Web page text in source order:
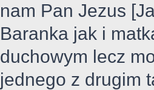
nam Pan Jezus
Baranka jak i
duchowym lecz
jednego z drugim